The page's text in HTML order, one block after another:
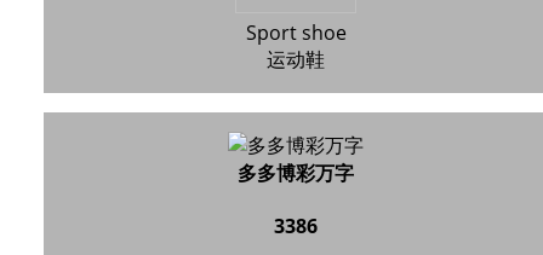
Sport shoe
运动鞋
多多博彩万字
3386